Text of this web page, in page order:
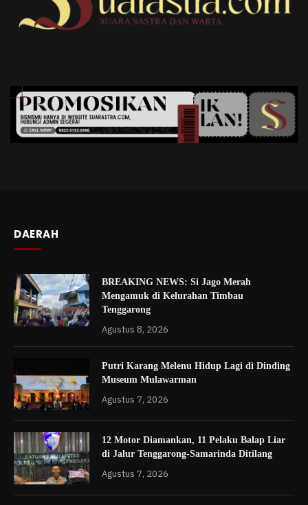
DAERAH
BREAKING NEWS: Si Jago Merah
Mengamuk di Kelurahan Timbau
Tenggarong
Agustus 8, 2026
Putri Karang Melenu Hidup Lagi di Dinding
Museum Mulawarman
Agustus 7, 2026
12 Motor Diamankan, 11 Pelaku Balap Liar
di Jalur Tenggarong-Samarinda Ditilang
Agustus 7, 2026